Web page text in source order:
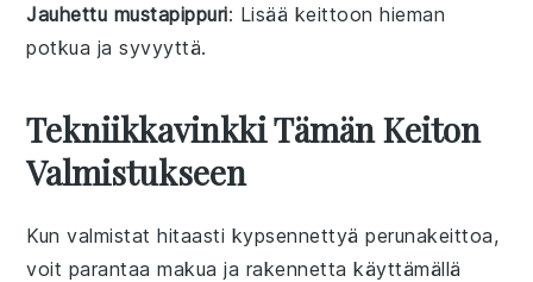
Jauhettu mustapippuri: Lisää keittoon hieman
potkua ja syvyyttä.
Tekniikkavinkki Tämän Keiton
Valmistukseen
Kun valmistat hitaasti kypsennettyäperunakeittoa,
voit parantaa makua ja rakennetta käyttämällä